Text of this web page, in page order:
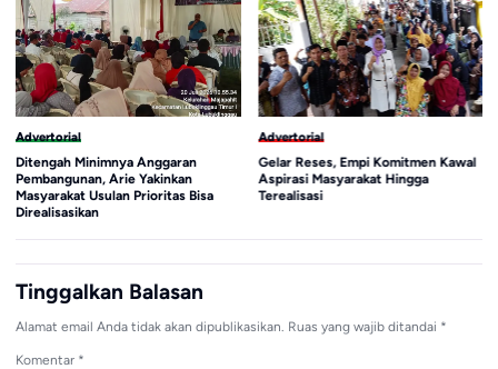
Advertorial
Ditengah Minimnya Anggaran
Pembangunan, Arie Yakinkan
Masyarakat Usulan Prioritas Bisa
Direalisasikan
Advertorial
Gelar Reses, Empi Komitmen Kawal
Aspirasi Masyarakat Hingga
Terealisasi
Tinggalkan Balasan
Alamat email Anda tidak akan dipublikasikan. Ruas yang wajib ditandai *
Komentar *